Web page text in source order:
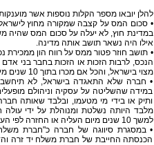
להלן יובאו מספר הקלות נוספות אשר
• סכום המס על קצבה שמקורה מחוץ
במדינת חוץ, לא יעלה על סכום המס
אילו היה נשאר תושב אותה מדינה.
• תושב חוזר פטור ממס על רווח הון
הנכס, לרבות הזכות או הזכות בחבר בני אדם
מצוי בישראל, והכל אם מכרו בתוך 10 שנים מיום שהיה לתושב חוזר.
• חברה שלא התאגדה בישראל, לא
במידה שהשליטה על עסקיה וניהולם
ותיק או בידי מי מטעמו, ובלבד שאותה
מלבד היותה נשלטת ומנוהלת על ידי
למשך 10 שנים מיום העליה או החזרה לפי העניין.
• במסגרת סיווגה של חברה כ"חברת
הכנסתה החייבת של חברת משלח יד זרה